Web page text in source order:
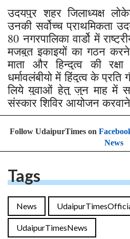
उदयपुर शहर जिलाध्यक्ष
उनकी सर्वोच्च प्राथमिकता
80 नगरपालिका वार्डो में
मजबुत इकाइयों का गठन
माता और हिन्दुत्व की
धर्मावलंबीयो में हिंदुत्व के
लिये युवाओं हेतु जुन माह में
संस्कार शिविर आयोजन
Follow UdaipurTimes on
News
Tags
News
UdaipurTimesNews